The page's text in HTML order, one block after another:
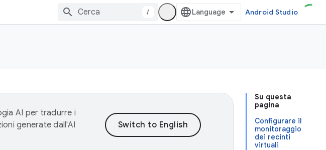
/ Android Studio
Su questa
pagina
Configurare il
monitoraggio
dei recinti
virtuali
AI per tradurre i
generate dall'AI